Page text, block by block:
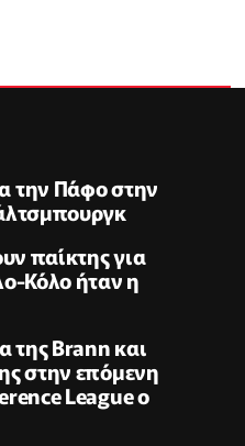
την Πάφο στην
παίκτης για
Κόλο ήταν η
της Brann και
στην επόμενη
League ο